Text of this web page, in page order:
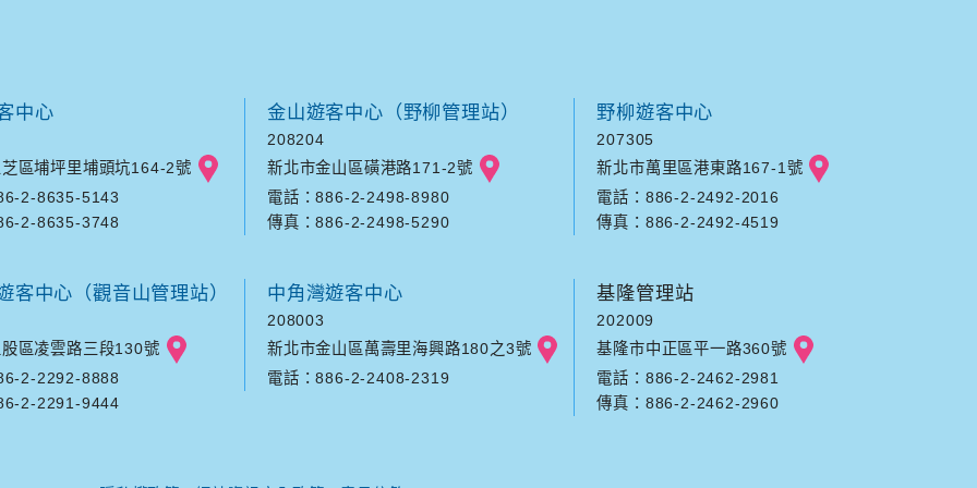
中心
區埔坪里埔頭坑164-2號
2-8635-5143
2-8635-3748
金山遊客中心（野柳管理站）
208204
新北市金山區磺港路171-2號
電話：886-2-2498-8980
傳真：886-2-2498-5290
野柳遊客中心
207305
新北市萬里區港東路167-1號
電話：886-2-2492-2016
傳真：886-2-2492-4519
客中心（觀音山管理站）
區凌雲路三段130號
2-2292-8888
2-2291-9444
中角灣遊客中心
208003
新北市金山區萬壽里海興路180之3號
電話：886-2-2408-2319
基隆管理站
202009
基隆市中正區平一路360號
電話：886-2-2462-2981
傳真：886-2-2462-2960